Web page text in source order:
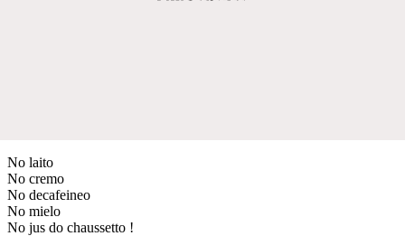
No laito
No cremo
No decafeineo
No mielo
No jus do chaussetto !